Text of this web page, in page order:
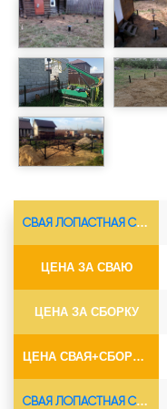
СВАЯ ЛОПАСТНАЯ СВС-Ø73*5.5
ЦЕНА ЗА СВАЮ
ЦЕНА ЗА СБОРКУ
ЦЕНА СВАЯ+СБОРКА (БЕЗ ОГОЛОВКА)
СВАЯ ЛОПАСТНАЯ СВС-Ø89*6.5